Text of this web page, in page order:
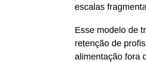
escalas
Esse modelo de
retenção de
alimentação fora